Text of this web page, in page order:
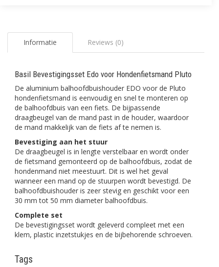
Informatie Reviews (0)
Basil Bevestigingsset Edo voor Hondenfietsmand Pluto
De aluminium balhoofdbuishouder EDO voor de Pluto
hondenfietsmand is eenvoudig en snel te monteren op
de balhoofdbuis van een fiets. De bijpassende
draagbeugel van de mand past in de houder, waardoor
de mand makkelijk van de fiets af te nemen is.
Bevestiging aan het stuur
De draagbeugel is in lengte verstelbaar en wordt onder
de fietsmand gemonteerd op de balhoofdbuis, zodat de
hondenmand niet meestuurt. Dit is wel het geval
wanneer een mand op de stuurpen wordt bevestigd. De
balhoofdbuishouder is zeer stevig en geschikt voor een
30 mm tot 50 mm diameter balhoofdbuis.
Complete set
De bevestigingsset wordt geleverd compleet met een
klem, plastic inzetstukjes en de bijbehorende schroeven.
Tags